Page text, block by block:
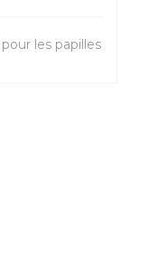
les papilles